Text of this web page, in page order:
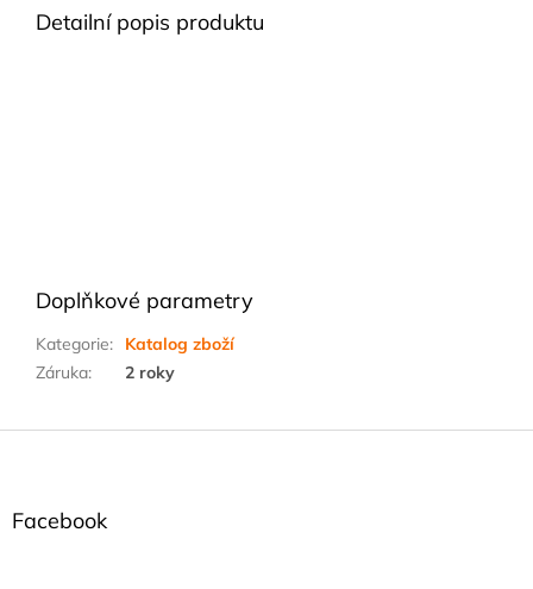
Detailní popis produktu
Doplňkové parametry
Kategorie:
Katalog zboží
Záruka: 2 roky
Z
Facebook